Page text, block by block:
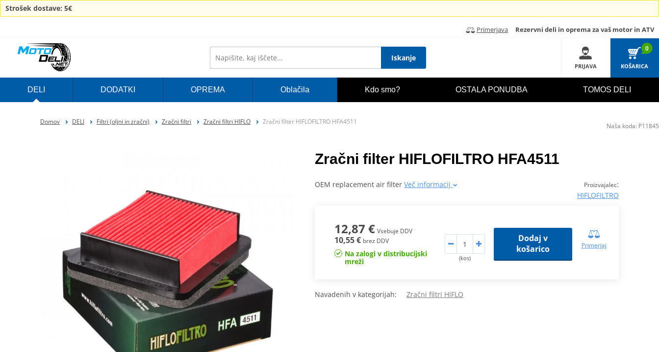
Strošek dostave: 5€
Primerjava Rezervni deli in oprema za vaš motor in ATV
Iskanje
PRIJAVA
0
KOŠARICA
DELI DODATKI OPREMA Oblačila Kdo smo? OSTALA PONUDBA TOMOS DELI
Domov DELI Filtri (oljni in zračni) Zračni filtri Zračni filtri HIFLO Zračni filter HIFLOFILTRO HFA4511
Zračni filter HIFLOFILTRO HFA4511
Proizvajalec:
HIFLOFILTRO
OEM replacement air filter Več informacij
12,87 € Vsebuje DDV
10,55 € brez DDV
Na zalogi v distribucijski
mreži
(kos)
Dodaj v
košarico
Primerjaj
Navadenih v kategorijah: Zračni filtri HIFLO
Naša koda: P11845